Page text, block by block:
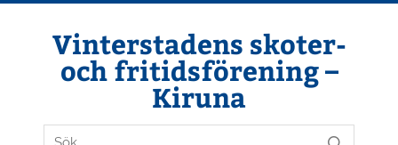
Hoppa
Vinterstadens skoter-
och fritidsförening –
Kiruna
Din ljuslykta i vintermörkret